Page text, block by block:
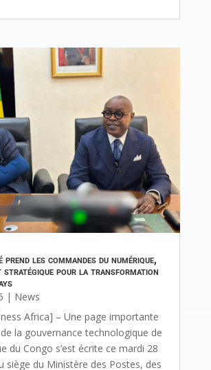
prend les commandes du numérique,
pour la transformation
| News
Africa] – Une page importante
de la gouvernance technologique de
du Congo s’est écrite ce mardi 28
siège du Ministère des Postes, des